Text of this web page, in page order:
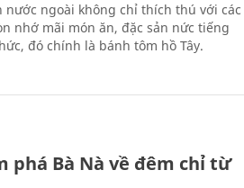
nước ngoài không chỉ thích thú với các
nhớ mãi món ăn, đặc sản nức tiếng
đó chính là bánh tôm hồ Tây.
phá Bà Nà về đêm chỉ từ